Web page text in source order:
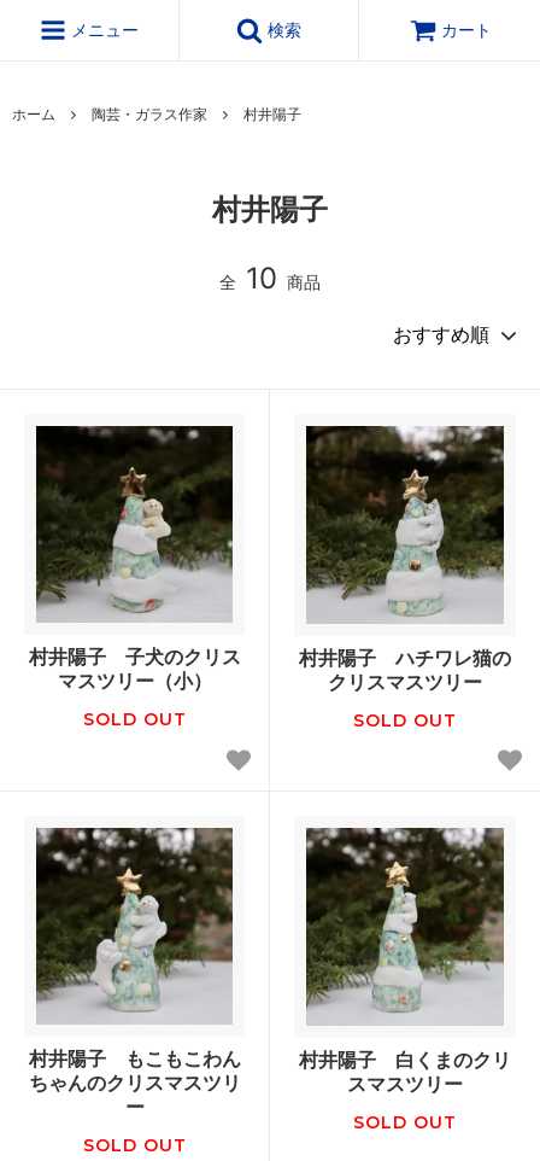
メニュー 検索 カート
ホーム 陶芸・ガラス作家 村井陽子
村井陽子
全 10 商品
村井陽子 子犬のクリス
マスツリー（小）
SOLD OUT
村井陽子 ハチワレ猫の
クリスマスツリー
SOLD OUT
村井陽子 もこもこわん
ちゃんのクリスマスツリ
ー
SOLD OUT
村井陽子 白くまのクリ
スマスツリー
SOLD OUT